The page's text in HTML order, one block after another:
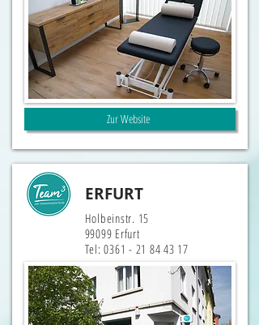
Zur Website
ERFURT
Holbeinstr. 15
99099 Erfurt
Tel:0361 - 21 84 43 17